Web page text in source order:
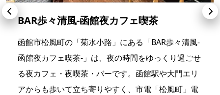
BAR歩々清風-函館夜カフェ喫茶
函館市松風町の「菊水小路」にある「BAR歩々清風-
函館夜カフェ喫茶-」は、夜の時間をゆっくり過ごせ
る夜カフェ・夜喫茶・バーです。函館駅や大門エリ
アからも歩いて立ち寄りやすく、市電「松風町」電